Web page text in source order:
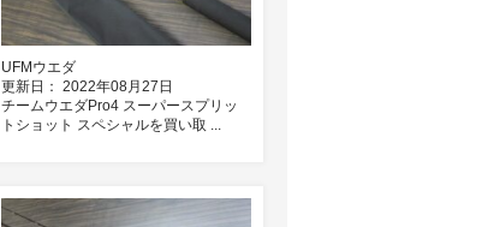
UFMウエダ
更新日： 2022年08月27日
チームウエダPro4 スーパースプリッ
トショット スペシャルを買い取 ...